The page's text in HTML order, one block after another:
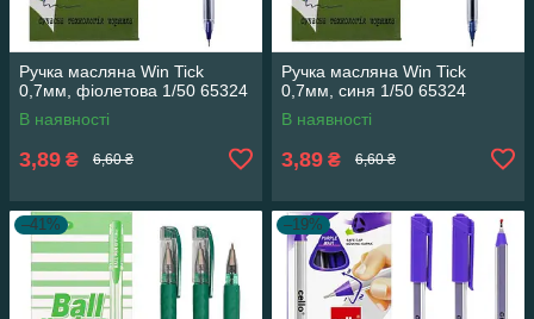
Ручка масляна Win Tick
0,7мм, фіолетова 1/50 65324
В наявності
3,89 ₴ 6,60 ₴
Ручка масляна Win Tick
0,7мм, синя 1/50 65324
В наявності
3,89 ₴ 6,60 ₴
–41% –19%